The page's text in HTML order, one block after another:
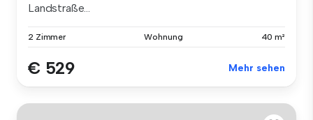
Landstraße...
2 Zimmer Wohnung 40 m²
€ 529 Mehr sehen